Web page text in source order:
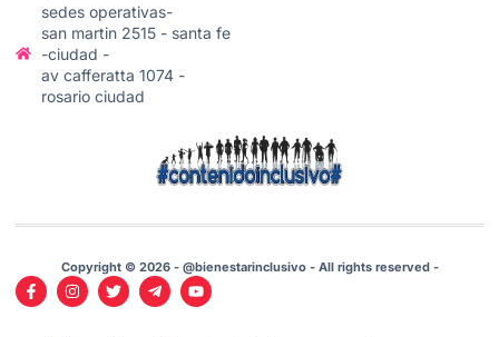
sedes operativas-
san martin 2515 - santa fe
-ciudad -
av cafferatta 1074 -
rosario ciudad
Copyright © 2026 - @bienestarinclusivo - All rights reserved -